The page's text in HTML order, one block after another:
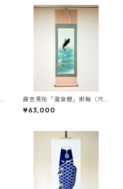
藤吉晃裕「瀧登鯉」掛軸（尺
五立）
¥63,000